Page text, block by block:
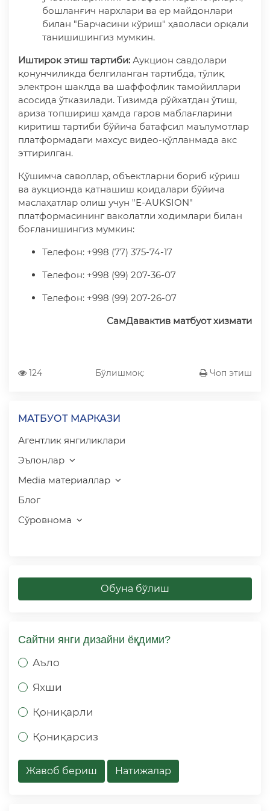
бошланғич нархлари ва ер майдонлари
билан "Барчасини кўриш" ҳаволаси орқали
танишишингиз мумкин.
Иштирок этиш тартиби: Аукцион савдолари
қонунчиликда белгиланган тартибда, тўлиқ
электрон шаклда ва шаффофлик тамойиллари
асосида ўтказилади. Тизимда рўйхатдан ўтиш,
ариза топшириш ҳамда гаров маблағларини
киритиш тартиби бўйича батафсил маълумотлар
платформадаги махсус видео-қўлланмада акс
эттирилган.
Қўшимча саволлар, объектларни бориб кўриш
ва аукционда қатнашиш қоидалари бўйича
маслаҳатлар олиш учун "E-AUKSION"
платформасининг ваколатли ходимлари билан
боғланишингиз мумкин:
Телефон: +998 (77) 375-74-17
Телефон: +998 (99) 207-36-07
Телефон: +998 (99) 207-26-07
СамДавактив матбуот хизмати
124 Бўлишмоқ: Чоп этиш
МАТБУОТ МАРКАЗИ
Агентлик янгиликлари
Эълонлар
Media материаллар
Блог
Сўровнома
Обуна бўлиш
Сайтни янги дизайни ёқдими?
Аъло
Яхши
Қониқарли
Қониқарсиз
Жавоб бериш Натижалар